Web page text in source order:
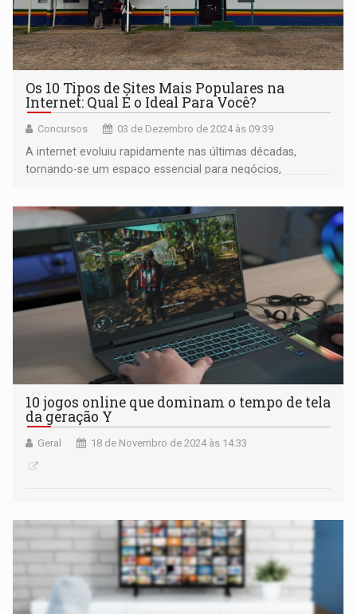
Os 10 Tipos de Sites Mais Populares na
Internet: Qual É o Ideal Para Você?
Concursos 03 de Dezembro de 2024 às 09:39
A internet evoluiu rapidamente nas últimas décadas,
tornando-se um espaço essencial para negócios,
10 jogos online que dominam o tempo de tela
da geração Y
Geral 18 de Novembro de 2024 às 14:33